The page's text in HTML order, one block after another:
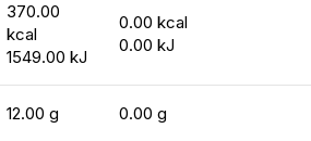
370.00
kcal
1549.00 kJ
0.00 kcal
0.00 kJ
12.00 g 0.00 g